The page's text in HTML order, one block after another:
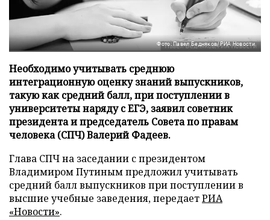
Фото: Павел Бедняков/РИА Новости
Необходимо учитывать среднюю
интеграционную оценку знаний выпускников,
такую как средний балл, при поступлении в
университеты наряду с ЕГЭ, заявил советник
президента и председатель Совета по правам
человека (СПЧ) Валерий Фадеев.
Глава СПЧ на заседании с президентом
Владимиром Путиным предложил учитывать
средний балл выпускников при поступлении в
высшие учебные заведения, передаетРИА
«Новости».